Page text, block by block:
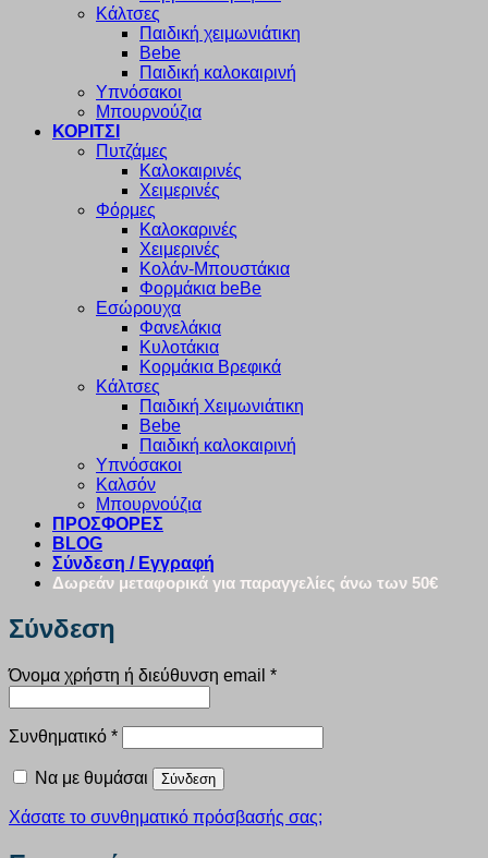
Κάλτσες
Παιδική χειμωνιάτικη
Bebe
Παιδική καλοκαιρινή
Υπνόσακοι
Μπουρνούζια
ΚΟΡΙΤΣΙ
Πυτζάμες
Καλοκαιρινές
Χειμερινές
Φόρμες
Καλοκαρινές
Χειμερινές
Κολάν-Μπουστάκια
Φορμάκια beBe
Εσώρουχα
Φανελάκια
Κυλοτάκια
Κορμάκια Βρεφικά
Κάλτσες
Παιδική Χειμωνιάτικη
Bebe
Παιδική καλοκαιρινή
Υπνόσακοι
Καλσόν
Μπουρνούζια
ΠΡΟΣΦΟΡΕΣ
BLOG
Σύνδεση / Εγγραφή
Δωρεάν μεταφορικά για παραγγελίες άνω των 50€
Σύνδεση
Όνομα χρήστη ή διεύθυνση email *Απαιτείται
Συνθηματικό *Απαιτείται
Να με θυμάσαι Σύνδεση
Χάσατε το συνθηματικό πρόσβασής σας;